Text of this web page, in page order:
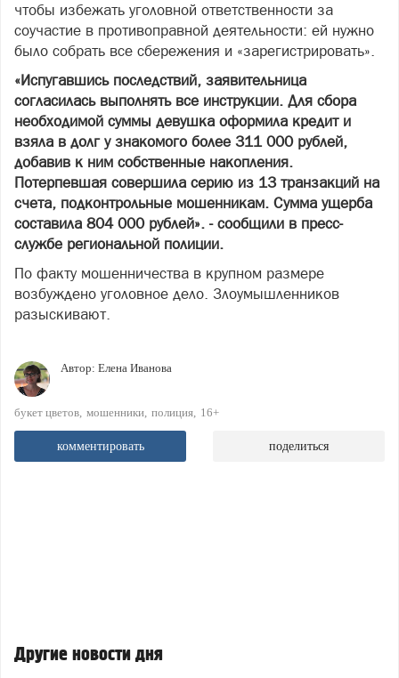
чтобы избежать уголовной ответственности за
соучастие в противоправной деятельности: ей нужно
было собрать все сбережения и «зарегистрировать».
«Испугавшись последствий, заявительница
согласилась выполнять все инструкции. Для сбора
необходимой суммы девушка оформила кредит и
взяла в долг у знакомого более 311 000 рублей,
добавив к ним собственные накопления.
Потерпевшая совершила серию из 13 транзакций на
счета, подконтрольные мошенникам. Сумма ущерба
составила 804 000 рублей». - сообщили в пресс-
службе региональной полиции.
По факту мошенничества в крупном размере
возбуждено уголовное дело. Злоумышленников
разыскивают.
Автор: Елена Иванова
букет цветов мошенники полиция 16+
комментировать поделиться
Другие новости дня